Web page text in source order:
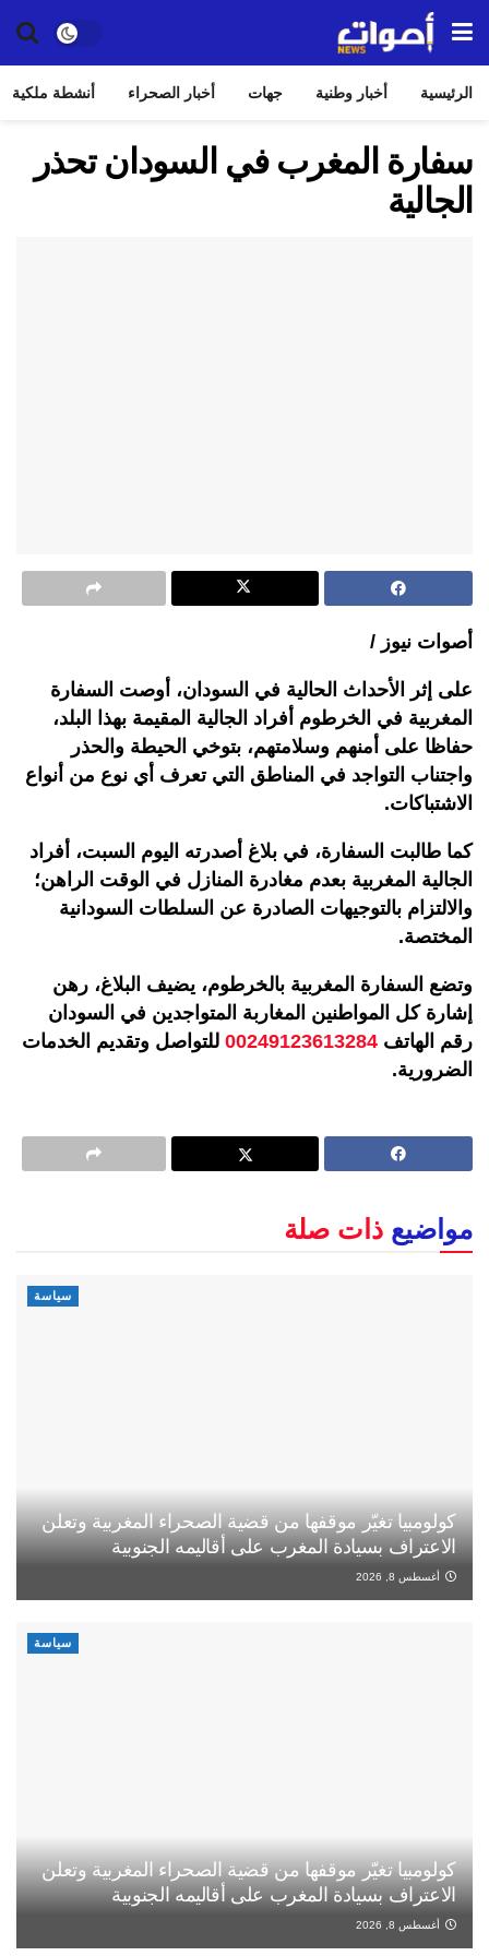
الرئيسية أخبار وطنية جهات أخبار الصحراء أنشطة ملكية
سفارة المغرب في السودان تحذر
الجالية
أصوات نيوز /
على إثر الأحداث الحالية في السودان، أوصت السفارة
المغربية في الخرطوم أفراد الجالية المقيمة بهذا البلد،
حفاظا على أمنهم وسلامتهم، بتوخي الحيطة والحذر
واجتناب التواجد في المناطق التي تعرف أي نوع من أنواع
الاشتباكات.
كما طالبت السفارة، في بلاغ أصدرته اليوم السبت، أفراد
الجالية المغربية بعدم مغادرة المنازل في الوقت الراهن؛
والالتزام بالتوجيهات الصادرة عن السلطات السودانية
المختصة.
وتضع السفارة المغربية بالخرطوم، يضيف البلاغ، رهن
إشارة كل المواطنين المغاربة المتواجدين في السودان
رقم الهاتف 00249123613284 للتواصل وتقديم الخدمات
الضرورية.
مواضيع ذات صلة
سياسة
كولومبيا تغيّر موقفها من قضية الصحراء المغربية وتعلن
الاعتراف بسيادة المغرب على أقاليمه الجنوبية
أغسطس 8, 2026
سياسة
كولومبيا تغيّر موقفها من قضية الصحراء المغربية وتعلن
الاعتراف بسيادة المغرب على أقاليمه الجنوبية
أغسطس 8, 2026